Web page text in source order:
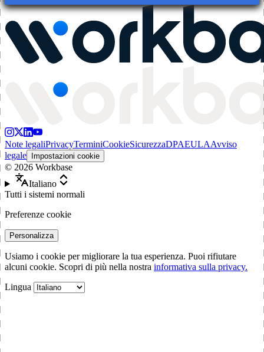
Note legaliPrivacyTerminiCookieSicurezzaDPAEULAAvviso
legale
Impostazioni cookie
© 2026 Workbase
Italiano
Tutti i sistemi normali
Preferenze cookie
Personalizza
Usiamo i cookie per migliorare la tua esperienza. Puoi rifiutare
alcuni cookie. Scopri di più nella nostra informativa sulla privacy.
Lingua